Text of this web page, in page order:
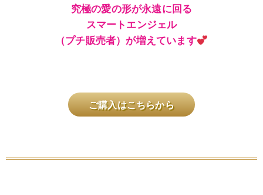
究極の愛の形が永遠に回る
スマートエンジェル
（プチ販売者）が増えています
ご購入はこちらから